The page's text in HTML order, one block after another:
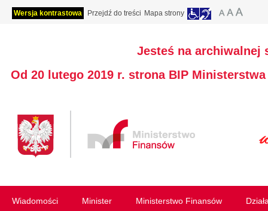
Wersja kontrastowa Przejdź do treści Mapa strony
Jesteś na archiwalnej
Od 20 lutego 2019 r. strona BIP
Wiadomości Minister Ministerstwo Finansów